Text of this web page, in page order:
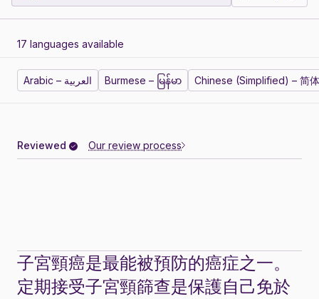
17 languages available
Arabic – العربية Burmese – မြန်မာ Chinese (Simplified) – 简
Reviewed Our review process
子宮頸癌是最能被預防的癌症之一。
定期接受子宮頸篩查是保護自己免於